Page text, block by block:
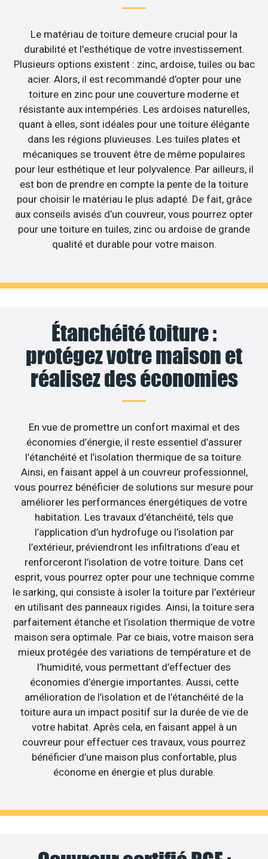
Le matériau de toiture demeure crucial pour la
durabilité et l’esthétique de votre investissement.
Plusieurs options existent : zinc, ardoise, tuiles ou bac
acier. Alors, il est recommandé d’opter pour une
toiture en zinc pour une couverture moderne et
résistante aux intempéries. Les ardoises naturelles,
quant à elles, sont idéales pour une toiture élégante
dans les régions pluvieuses. Les tuiles plates et
mécaniques se trouvent être de même populaires
pour leur esthétique et leur polyvalence. Par ailleurs, il
est bon de prendre en compte la pente de la toiture
pour choisir le matériau le plus adapté. De fait, grâce
aux conseils avisés d’un couvreur, vous pourrez opter
pour une toiture en tuiles, zinc ou ardoise de grande
qualité et durable pour votre maison.
Étanchéité toiture :
protégez votre maison et
réalisez des économies
En vue de promettre un confort maximal et des
économies d’énergie, il reste essentiel d’assurer
l’étanchéité et l’isolation thermique de sa toiture.
Ainsi, en faisant appel à un couvreur professionnel,
vous pourrez bénéficier de solutions sur mesure pour
améliorer les performances énergétiques de votre
habitation. Les travaux d’étanchéité, tels que
l’application d’un hydrofuge ou l’isolation par
l’extérieur, préviendront les infiltrations d’eau et
renforceront l’isolation de votre toiture. Dans cet
esprit, vous pourrez opter pour une technique comme
le sarking, qui consiste à isoler la toiture par l’extérieur
en utilisant des panneaux rigides. Ainsi, la toiture sera
parfaitement étanche et l’isolation thermique de votre
maison sera optimale. Par ce biais, votre maison sera
mieux protégée des variations de température et de
l’humidité, vous permettant d’effectuer des
économies d’énergie importantes. Aussi, cette
amélioration de l’isolation et de l’étanchéité de la
toiture aura un impact positif sur la durée de vie de
votre habitat. Après cela, en faisant appel à un
couvreur pour effectuer ces travaux, vous pourrez
bénéficier d’une maison plus confortable, plus
économe en énergie et plus durable.